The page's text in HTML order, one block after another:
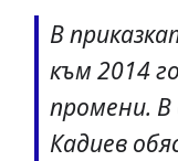
В
към 2014
промени. В
Кадиев